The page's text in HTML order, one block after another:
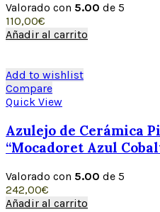
Valorado con 5.00 de 5
110,00€
Añadir al carrito
Add to wishlist
Compare
Quick View
Azulejo de Cerámica
“Mocadoret Azul
Valorado con 5.00 de 5
242,00€
Añadir al carrito